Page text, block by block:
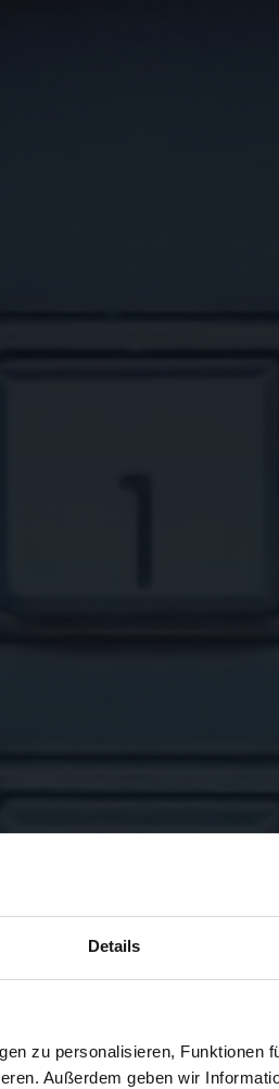
Details
zu personalisieren, Funktionen
Außerdem geben wir